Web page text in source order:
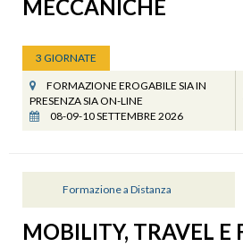
MECCANICHE
3 GIORNATE
FORMAZIONE EROGABILE SIA IN
PRESENZA SIA ON-LINE
08-09-10 SETTEMBRE 2026
Formazione a Distanza
MOBILITY, TRAVEL E